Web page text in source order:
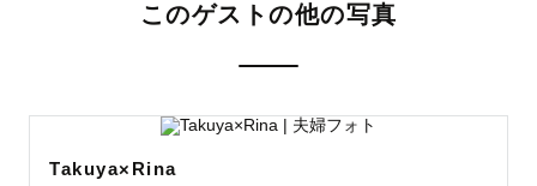
このゲストの他の写真
Takuya×Rina